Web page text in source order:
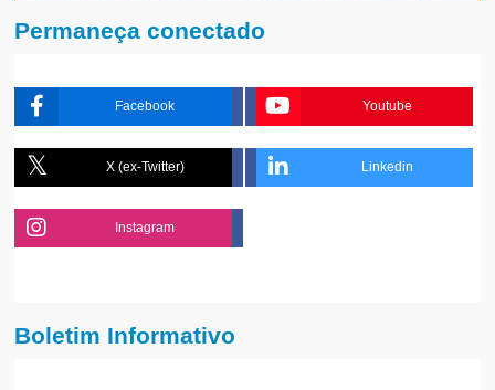
Permaneça conectado
Facebook Youtube
X (ex-Twitter) Linkedin
Instagram
Boletim Informativo